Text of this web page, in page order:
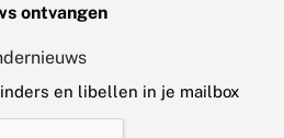
ontvangen
en libellen in je mailbox